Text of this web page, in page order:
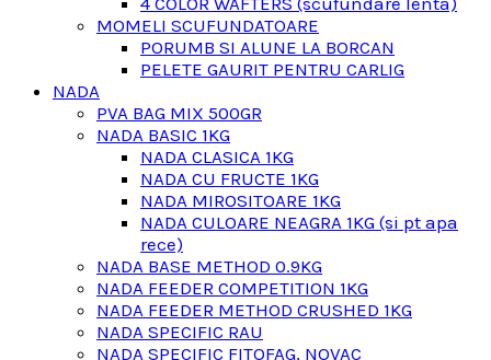
MOMELI SCUFUNDATOARE
PORUMB SI ALUNE LA BORCAN
PELETE GAURIT PENTRU CARLIG
NADA
PVA BAG MIX 500GR
NADA BASIC 1KG
NADA CLASICA 1KG
NADA CU FRUCTE 1KG
NADA MIROSITOARE 1KG
NADA CULOARE NEAGRA 1KG (si pt apa
rece)
NADA BASE METHOD 0.9KG
NADA FEEDER COMPETITION 1KG
NADA FEEDER METHOD CRUSHED 1KG
NADA SPECIFIC RAU
NADA SPECIFIC FITOFAG, NOVAC